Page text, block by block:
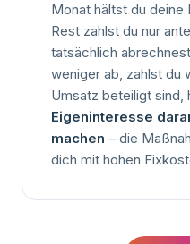
Monat hältst du deine
Rest zahlst du nur
tatsächlich
weniger ab, zahlst du
Umsatz beteiligt sind,
Eigeninteresse
machen – die
dich mit hohen